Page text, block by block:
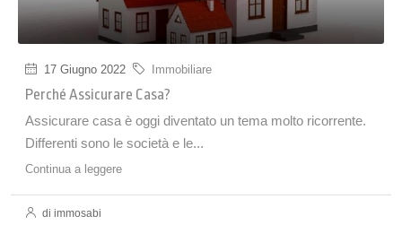
17 Giugno 2022 Immobiliare
Perché Assicurare Casa?
Assicurare casa è oggi diventato un tema molto ricorrente.
Differenti sono le società e le...
Continua a leggere
di immosabi